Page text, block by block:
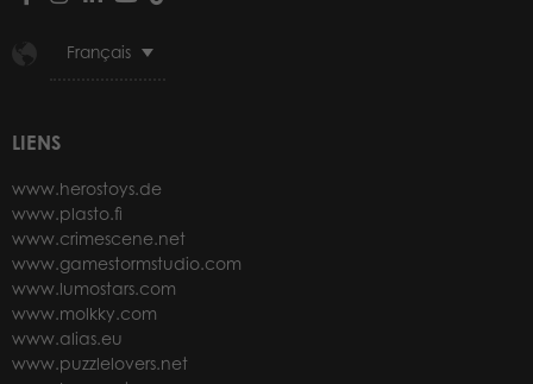
Français
LIENS
www.herostoys.de
www.plasto.fi
www.crimescene.net
www.gamestormstudio.com
www.lumostars.com
www.molkky.com
www.alias.eu
www.puzzlelovers.net